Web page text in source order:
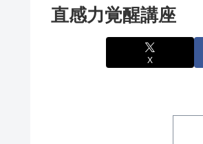
直感力覚醒講座
X